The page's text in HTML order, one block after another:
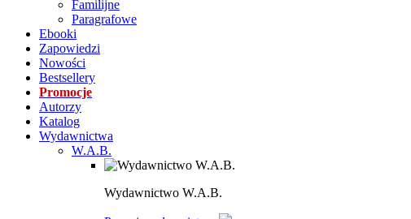
Familijne
Paragrafowe
Ebooki
Zapowiedzi
Nowości
Bestsellery
Promocje
Autorzy
Katalog
Wydawnictwa
W.A.B.
Wydawnictwo W.A.B.